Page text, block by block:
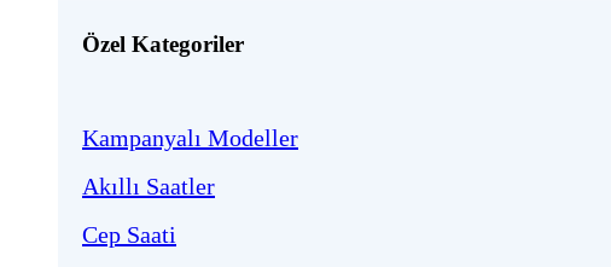
Özel Kategoriler
Kampanyalı Modeller
Akıllı Saatler
Cep Saati